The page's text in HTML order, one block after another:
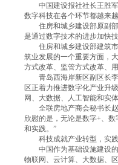
中国建设报社社长王胜军
数字科技在各个环节都越来
住房和城乡建设部原副部
是通过数字技术的进步加快
住房和城乡建设部建筑市
筑业发展的一个重要方面，
方式改革、监管方式改革、
青岛西海岸新区副区长李
区正着力推进数字化产业升
网、大数据、人工智能和实
全联房地产商会秘书长赵
欣慰的是，无论是数字+、
和实践。”
科技成就产业转型，实践
中国作为基础设施建设的
物联网、云计算、大数据、